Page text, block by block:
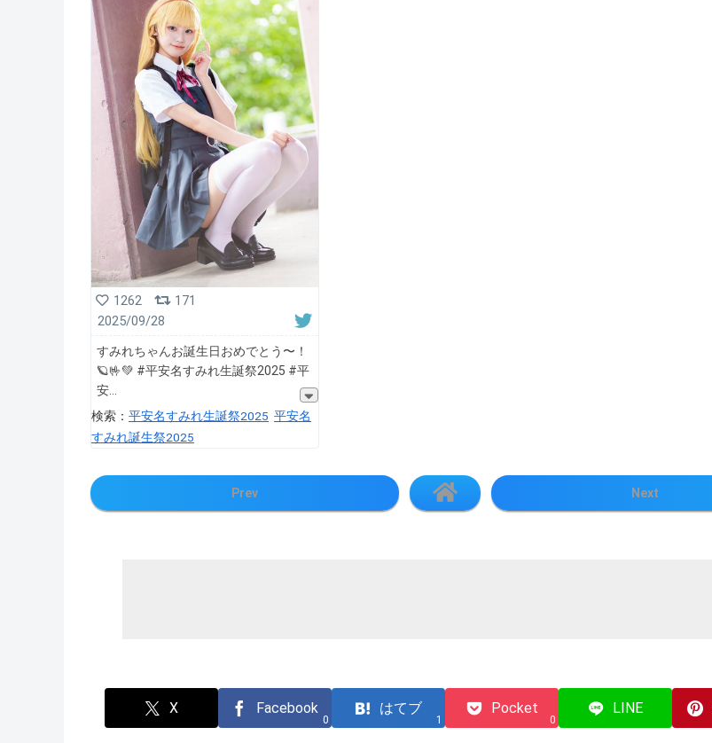
1262
171
2025/09/28
すみれちゃんお誕生日おめでとう〜！
🪐🤟💚 #平安名すみれ生誕祭2025 #平
安
検索： 平安名すみれ生誕祭2025 平安名
すみれ誕生祭2025
Prev Next
X Facebook
0
はてブ
1
Pocket
0
LINE